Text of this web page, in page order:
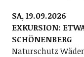
SA, 19.09.2026
EXKURSION:
SCHÖNENBERG
Naturschutz